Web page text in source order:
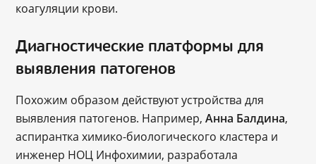
коагуляции крови.
Диагностические платформы для
выявления патогенов
Похожим образом действуют устройства для
выявления патогенов. Например, Анна Балдина,
аспирантка химико-биологического кластера и
инженер НОЦ Инфохимии, разработала